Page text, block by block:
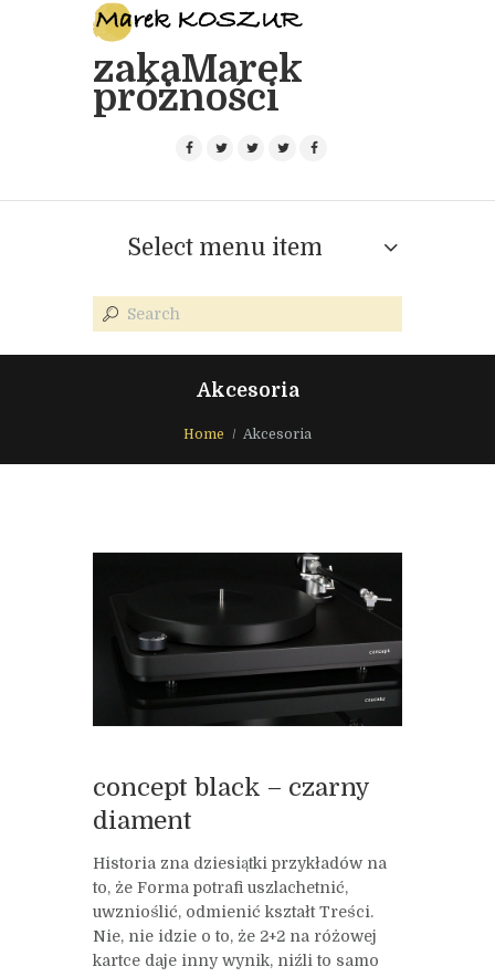
zakaMarek
próżności
Select menu item
Akcesoria
Home Akcesoria
concept black – czarny
diament
Historia zna dziesiątki przykładów na
to, że Forma potrafi uszlachetnić,
uwznioślić, odmienić kształt Treści.
Nie, nie idzie o to, że 2+2 na różowej
kartce daje inny wynik, niźli to samo